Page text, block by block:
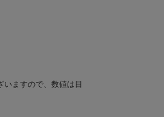
ますので、数値は目